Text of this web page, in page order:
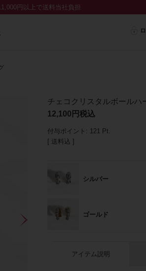
円以上で送料当社負担
チェコクリスタルボールハ
12,100
税込
付与ポイント: 121 Pt.
送料込
シルバー
ゴールド
アイテム説明